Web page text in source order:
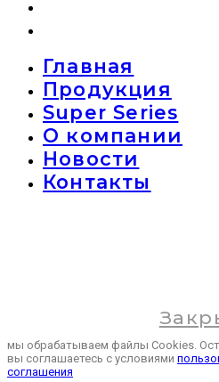
Главная
Продукция
Super Series
О компании
Новости
Контакты
мы обрабатываем файлы Cookies.
вы соглашаетесь с условиями
соглашения